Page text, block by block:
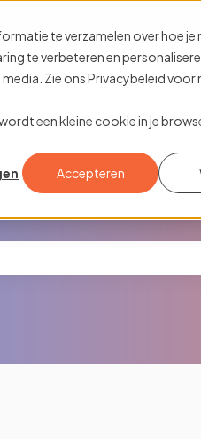
te verzamelen over hoe je
te verbeteren en
Zie ons Privacybeleid
een kleine cookie in je
Accepteren